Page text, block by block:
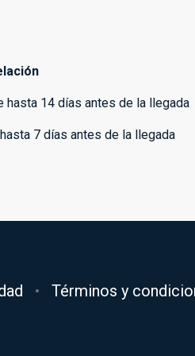
hasta 14 días antes de la llegada
hasta 7 días antes de la llegada
Términos y